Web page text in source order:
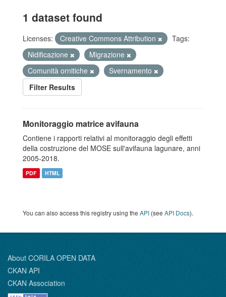
1 dataset found
Licenses: Creative Commons Attribution
Tags:
Nidificazione
Migrazione
Comunità ornitiche
Svernamento
Filter Results
Monitoraggio matrice avifauna
Contiene i rapporti relativi al monitoraggio degli effetti
della costruzione del MOSE sull'avifauna lagunare, anni
2005-2018.
PDF HTML
You can also access this registry using the API (see API Docs).
About CORILA OPEN DATA
CKAN API
CKAN Association